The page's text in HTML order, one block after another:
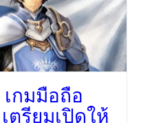
เกมมือถือ
ตรียมเปิดให้